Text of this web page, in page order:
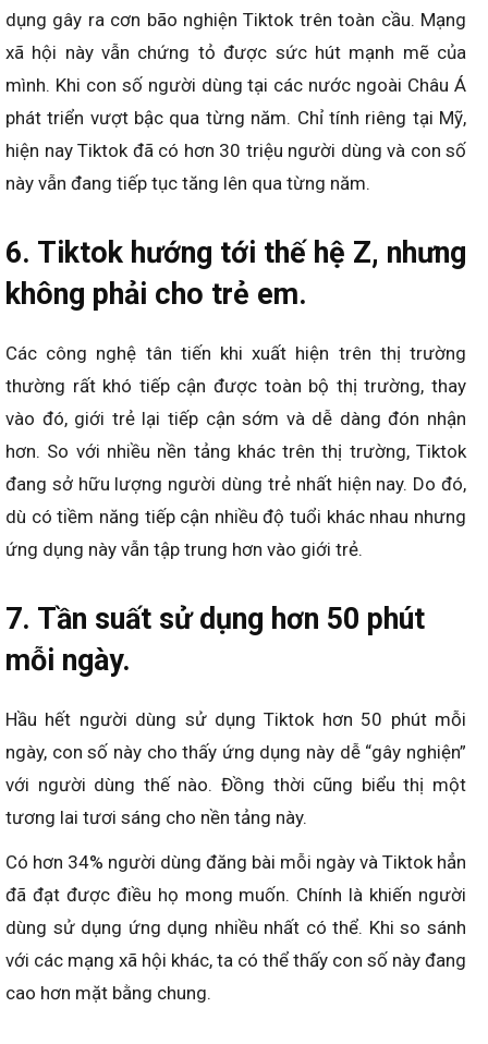
dụng gây ra cơn bão nghiện Tiktok trên toàn cầu. Mạng
xã hội này vẫn chứng tỏ được sức hút mạnh mẽ của
mình. Khi con số người dùng tại các nước ngoài Châu Á
phát triển vượt bậc qua từng năm. Chỉ tính riêng tại Mỹ,
hiện nay Tiktok đã có hơn 30 triệu người dùng và con số
này vẫn đang tiếp tục tăng lên qua từng năm.
6. Tiktok hướng tới thế hệ Z, nhưng
không phải cho trẻ em.
Các công nghệ tân tiến khi xuất hiện trên thị trường
thường rất khó tiếp cận được toàn bộ thị trường, thay
vào đó, giới trẻ lại tiếp cận sớm và dễ dàng đón nhận
hơn. So với nhiều nền tảng khác trên thị trường, Tiktok
đang sở hữu lượng người dùng trẻ nhất hiện nay. Do đó,
dù có tiềm năng tiếp cận nhiều độ tuổi khác nhau nhưng
ứng dụng này vẫn tập trung hơn vào giới trẻ.
7. Tần suất sử dụng hơn 50 phút
mỗi ngày.
Hầu hết người dùng sử dụng Tiktok hơn 50 phút mỗi
ngày, con số này cho thấy ứng dụng này dễ “gây nghiện”
với người dùng thế nào. Đồng thời cũng biểu thị một
tương lai tươi sáng cho nền tảng này.
Có hơn 34% người dùng đăng bài mỗi ngày và Tiktok hẳn
đã đạt được điều họ mong muốn. Chính là khiến người
dùng sử dụng ứng dụng nhiều nhất có thể. Khi so sánh
với các mạng xã hội khác, ta có thể thấy con số này đang
cao hơn mặt bằng chung.